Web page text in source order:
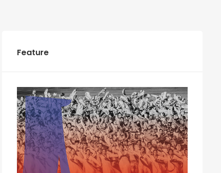
Feature